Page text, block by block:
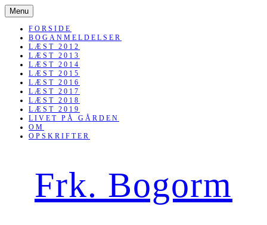
Menu SKIP
TO
CONTENT
FORSIDE
BOGANMELDELSER
LÆST 2012
LÆST 2013
LÆST 2014
LÆST 2015
LÆST 2016
LÆST 2017
LÆST 2018
LÆST 2019
LIVET PÅ GÅRDEN
OM
OPSKRIFTER
Frk. Bogorm